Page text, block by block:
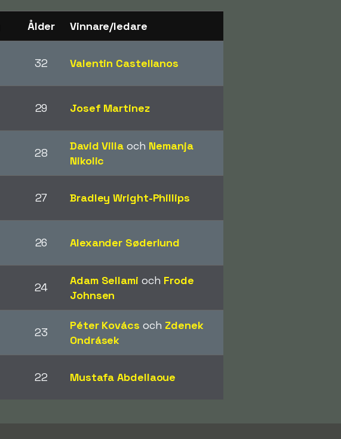
Ålder Vinnare/ledare
32 Valentin Castellanos
29 Josef Martinez
28
David Villaoch Nemanja
Nikolic
27 Bradley Wright-Phillips
26 Alexander Søderlund
24
Adam Sellami och Frode
Johnsen
23
Péter Kovács och Zdenek
Ondrásek
22 Mustafa Abdellaoue